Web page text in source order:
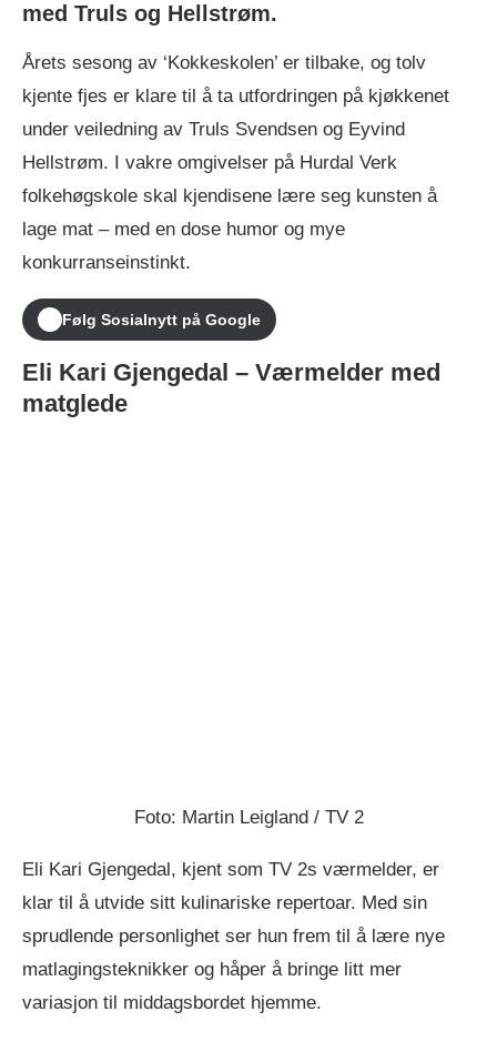
med Truls og Hellstrøm.
Årets sesong av ‘Kokkeskolen’ er tilbake, og tolv
kjente fjes er klare til å ta utfordringen på kjøkkenet
under veiledning av Truls Svendsen og Eyvind
Hellstrøm. I vakre omgivelser på Hurdal Verk
folkehøgskole skal kjendisene lære seg kunsten å
lage mat – med en dose humor og mye
konkurranseinstinkt.
Følg Sosialnytt på Google
Eli Kari Gjengedal – Værmelder med
matglede
Foto: Martin Leigland / TV 2
Eli Kari Gjengedal, kjent som TV 2s værmelder, er
klar til å utvide sitt kulinariske repertoar. Med sin
sprudlende personlighet ser hun frem til å lære nye
matlagingsteknikker og håper å bringe litt mer
variasjon til middagsbordet hjemme.